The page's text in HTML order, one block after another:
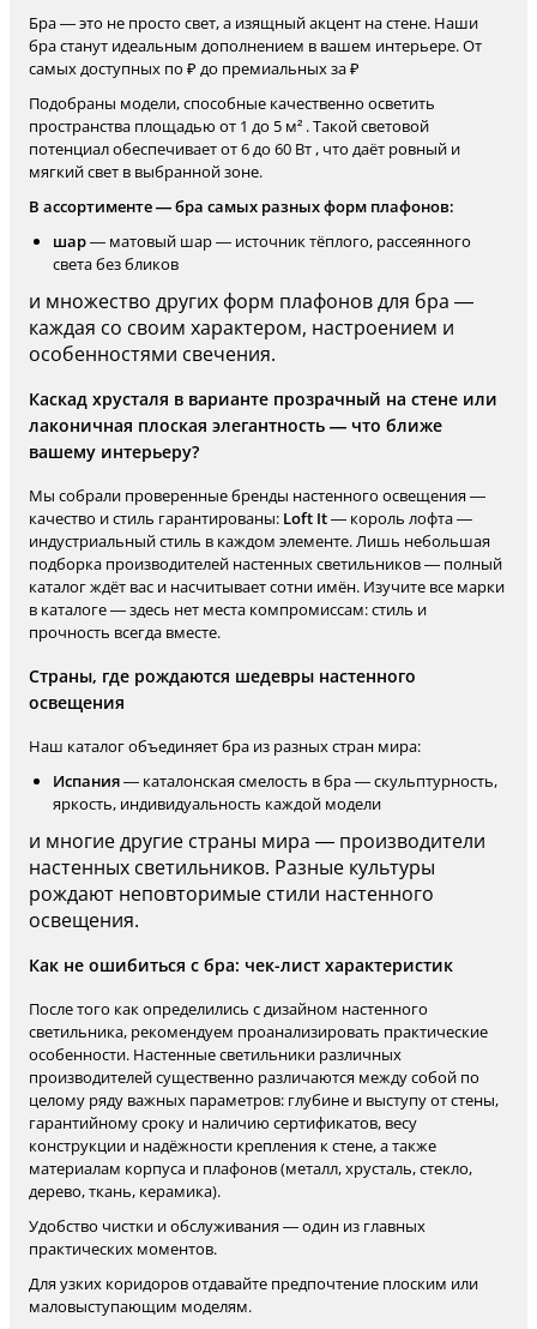
Бра — это не просто свет, а изящный акцент на стене. Наши
бра станут идеальным дополнением в вашем интерьере. От
самых доступных по ₽ до премиальных за ₽
Подобраны модели, способные качественно осветить
пространства площадью от 1 до 5 м² . Такой световой
потенциал обеспечивает от 6 до 60 Вт , что даёт ровный и
мягкий свет в выбранной зоне.
В ассортименте — бра самых разных форм плафонов:
шар— матовый шар — источник тёплого, рассеянного
света без бликов
и множество других форм плафонов для бра —
каждая со своим характером, настроением и
особенностями свечения.
Каскад хрусталя в варианте прозрачный на стене или
лаконичная плоская элегантность — что ближе
вашему интерьеру?
Мы собрали проверенные бренды настенного освещения —
качество и стиль гарантированы: Loft It— король лофта —
индустриальный стиль в каждом элементе. Лишь небольшая
подборка производителей настенных светильников — полный
каталог ждёт вас и насчитывает сотни имён. Изучите все марки
в каталоге — здесь нет места компромиссам: стиль и
прочность всегда вместе.
Страны, где рождаются шедевры настенного
освещения
Наш каталог объединяет бра из разных стран мира:
Испания— каталонская смелость в бра — скульптурность,
яркость, индивидуальность каждой модели
и многие другие страны мира — производители
настенных светильников. Разные культуры
рождают неповторимые стили настенного
освещения.
Как не ошибиться с бра: чек-лист характеристик
После того как определились с дизайном настенного
светильника, рекомендуем проанализировать практические
особенности. Настенные светильники различных
производителей существенно различаются между собой по
целому ряду важных параметров: глубине и выступу от стены,
гарантийному сроку и наличию сертификатов, весу
конструкции и надёжности крепления к стене, а также
материалам корпуса и плафонов (металл, хрусталь, стекло,
дерево, ткань, керамика).
Удобство чистки и обслуживания — один из главных
практических моментов.
Для узких коридоров отдавайте предпочтение плоским или
маловыступающим моделям.